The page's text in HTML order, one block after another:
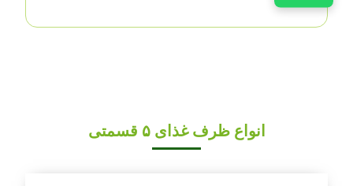
انواع ظرف غذای ۵ قسمتی